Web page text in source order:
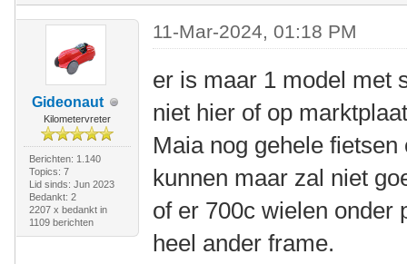
Gideonaut
Kilometervreter
Berichten: 1.140
Topics: 7
Lid sinds: Jun 2023
Bedankt: 2
2207 x bedankt in
1109 berichten
11-Mar-2024, 01:18 PM
er is maar 1 model met
niet hier of op
Maia nog gehele
kunnen maar zal niet
of er 700c wielen onder
heel ander frame.